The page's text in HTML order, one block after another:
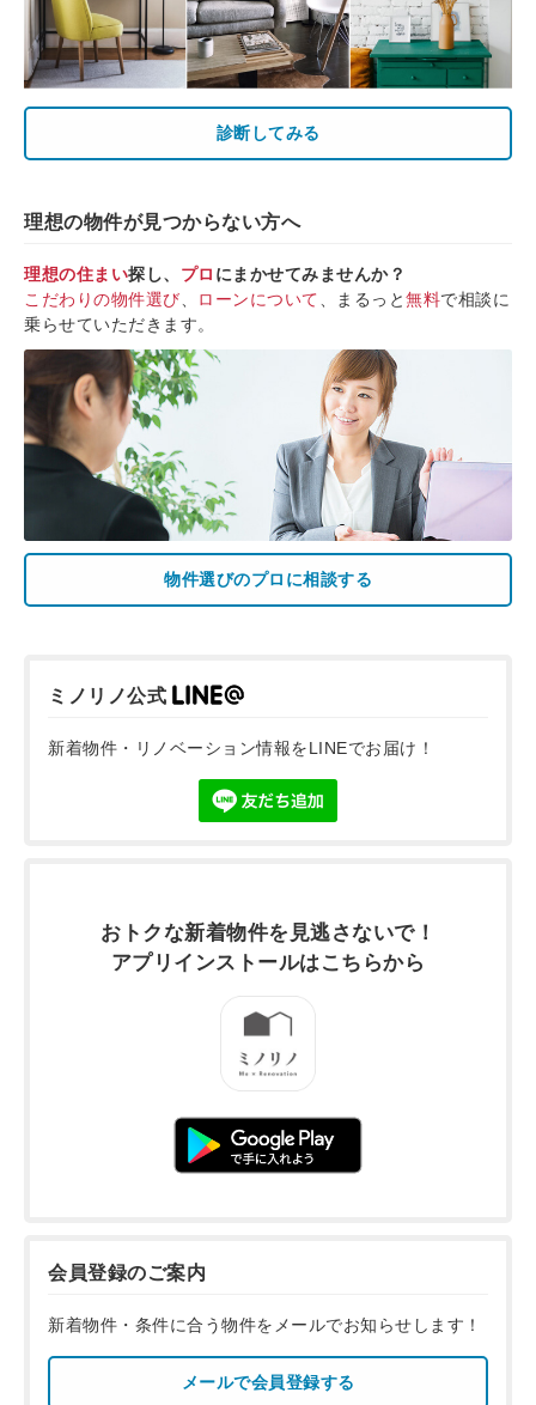
診断してみる
理想の物件が見つからない方へ
理想の住まい探し、 プロ にまかせてみませんか？
こだわりの物件選び
ローンについて 、まるっと無料で相談に
乗らせていただきます。
物件選びのプロに相談する
ミノリノ公式
新着物件・リノベーション情報をLINEでお届け！
おトクな新着物件を 見逃さないで！
アプリインストールはこちらから
会員登録のご案内
新着物件・条件に合う物件をメールでお知らせします！
メールで会員登録する